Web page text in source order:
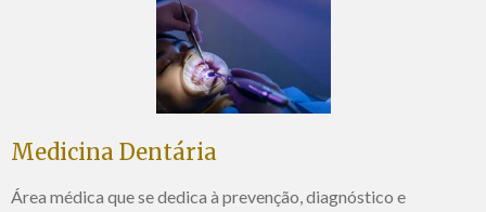
Medicina Dentária
Área médica que se dedica à prevenção, diagnóstico e